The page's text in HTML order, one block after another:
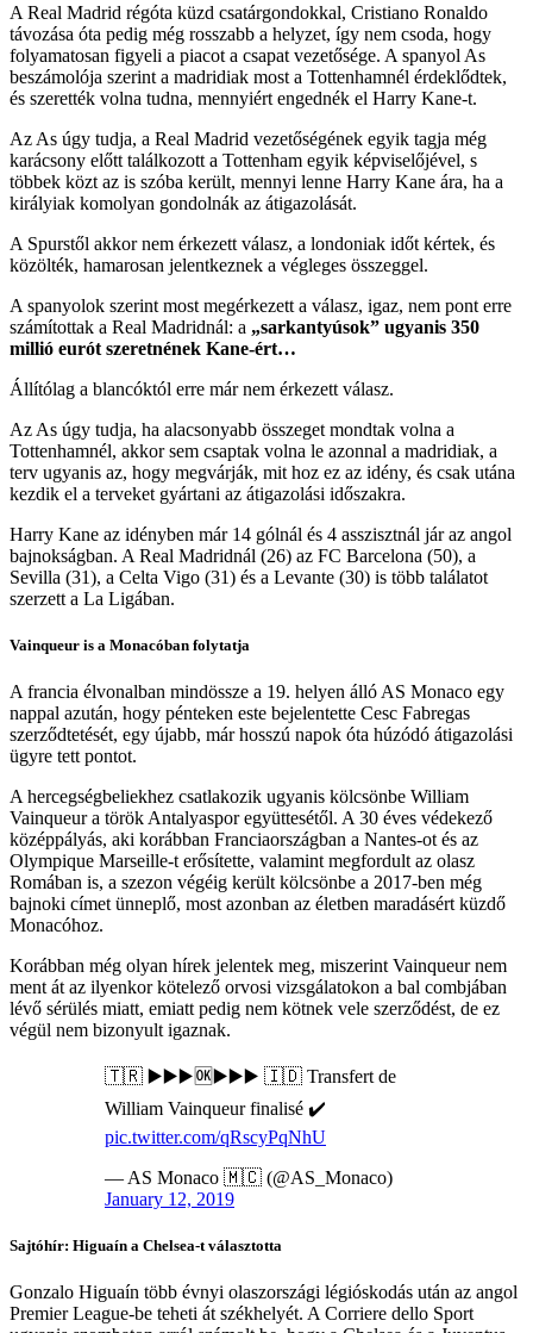
A Real Madrid régóta küzd csatárgondokkal, Cristiano Ronaldo
távozása óta pedig még rosszabb a helyzet, így nem csoda, hogy
folyamatosan figyeli a piacot a csapat vezetősége. A spanyol As
beszámolója szerint a madridiak most a Tottenhamnél érdeklődtek,
és szerették volna tudna, mennyiért engednék el Harry Kane-t.
Az As úgy tudja, a Real Madrid vezetőségének egyik tagja még
karácsony előtt találkozott a Tottenham egyik képviselőjével, s
többek közt az is szóba került, mennyi lenne Harry Kane ára, ha a
királyiak komolyan gondolnák az átigazolását.
A Spurstől akkor nem érkezett válasz, a londoniak időt kértek, és
közölték, hamarosan jelentkeznek a végleges összeggel.
A spanyolok szerint most megérkezett a válasz, igaz, nem pont erre
számítottak a Real Madridnál: a „sarkantyúsok” ugyanis 350
millió eurót szeretnének Kane-ért…
Állítólag a blancóktól erre már nem érkezett válasz.
Az As úgy tudja, ha alacsonyabb összeget mondtak volna a
Tottenhamnél, akkor sem csaptak volna le azonnal a madridiak, a
terv ugyanis az, hogy megvárják, mit hoz ez az idény, és csak utána
kezdik el a terveket gyártani az átigazolási időszakra.
Harry Kane az idényben már 14 gólnál és 4 asszisztnál jár az angol
bajnokságban. A Real Madridnál (26) az FC Barcelona (50), a
Sevilla (31), a Celta Vigo (31) és a Levante (30) is több találatot
szerzett a La Ligában.
Vainqueur is a Monacóban folytatja
A francia élvonalban mindössze a 19. helyen álló AS Monaco egy
nappal azután, hogy pénteken este bejelentette Cesc Fabregas
szerződtetését, egy újabb, már hosszú napok óta húzódó átigazolási
ügyre tett pontot.
A hercegségbeliekhez csatlakozik ugyanis kölcsönbe William
Vainqueur a török Antalyaspor együttesétől. A 30 éves védekező
középpályás, aki korábban Franciaországban a Nantes-ot és az
Olympique Marseille-t erősítette, valamint megfordult az olasz
Romában is, a szezon végéig került kölcsönbe a 2017-ben még
bajnoki címet ünneplő, most azonban az életben maradásért küzdő
Monacóhoz.
Korábban még olyan hírek jelentek meg, miszerint Vainqueur nem
ment át az ilyenkor kötelező orvosi vizsgálatokon a bal combjában
lévő sérülés miatt, emiatt pedig nem kötnek vele szerződést, de ez
végül nem bizonyult igaznak.
🇹🇷 ▶️▶️▶️🆗▶️▶️▶️ 🇮🇩 Transfert de
William Vainqueur finalisé ✔️
pic.twitter.com/qRscyPqNhU
— AS Monaco 🇲🇨 (@AS_Monaco)
January 12, 2019
Sajtóhír: Higuaín a Chelsea-t választotta
Gonzalo Higuaín több évnyi olaszországi légióskodás után az angol
Premier League-be teheti át székhelyét. A Corriere dello Sport